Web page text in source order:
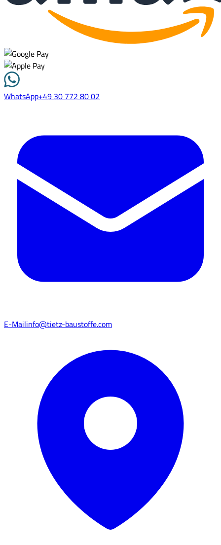
WhatsApp+49 30 772 80 02
E-Mailinfo@tietz-baustoffe.com